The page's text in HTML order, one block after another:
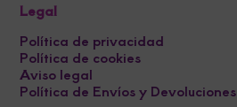
Legal
Política de privacidad
Política de cookies
Aviso legal
Política de Envíos y Devoluciones